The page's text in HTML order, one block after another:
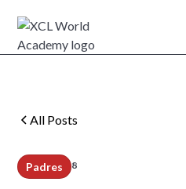
All Posts
Padres 8